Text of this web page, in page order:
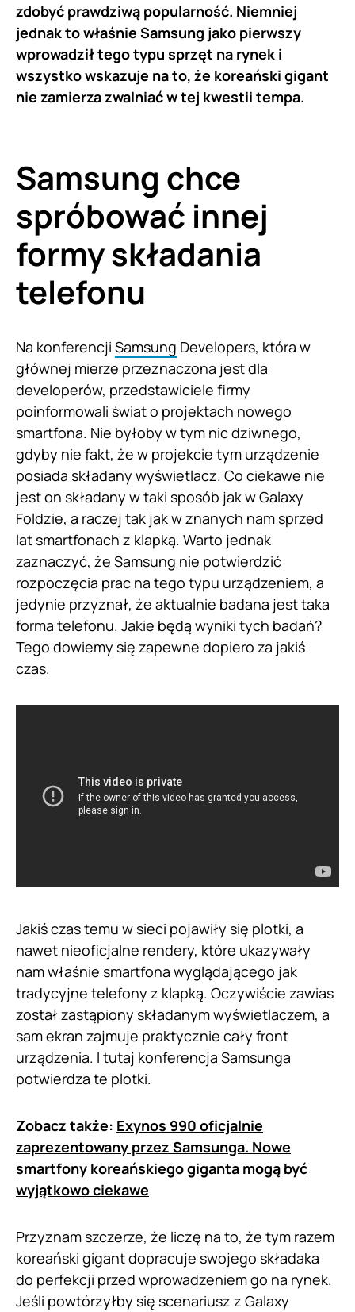
zdobyć prawdziwą popularność. Niemniej
jednak to właśnie Samsung jako pierwszy
wprowadził tego typu sprzęt na rynek i
wszystko wskazuje na to, że koreański gigant
nie zamierza zwalniać w tej kwestii tempa.
Samsung chce
spróbować innej
formy składania
telefonu
Na konferencji Samsung Developers, która w
głównej mierze przeznaczona jest dla
developerów, przedstawiciele firmy
poinformowali świat o projektach nowego
smartfona. Nie byłoby w tym nic dziwnego,
gdyby nie fakt, że w projekcie tym urządzenie
posiada składany wyświetlacz. Co ciekawe nie
jest on składany w taki sposób jak w Galaxy
Foldzie, a raczej tak jak w znanych nam sprzed
lat smartfonach z klapką. Warto jednak
zaznaczyć, że Samsung nie potwierdzić
rozpoczęcia prac na tego typu urządzeniem, a
jedynie przyznał, że aktualnie badana jest taka
forma telefonu. Jakie będą wyniki tych badań?
Tego dowiemy się zapewne dopiero za jakiś
czas.
Jakiś czas temu w sieci pojawiły się plotki, a
nawet nieoficjalne rendery, które ukazywały
nam właśnie smartfona wyglądającego jak
tradycyjne telefony z klapką. Oczywiście zawias
został zastąpiony składanym wyświetlaczem, a
sam ekran zajmuje praktycznie cały front
urządzenia. I tutaj konferencja Samsunga
potwierdza te plotki.
Zobacz także: Exynos 990 oficjalnie
zaprezentowany przez Samsunga. Nowe
smartfony koreańskiego giganta mogą być
wyjątkowo ciekawe
Przyznam szczerze, że liczę na to, że tym razem
koreański gigant dopracuje swojego składaka
do perfekcji przed wprowadzeniem go na rynek.
Jeśli powtórzyłby się scenariusz z Galaxy